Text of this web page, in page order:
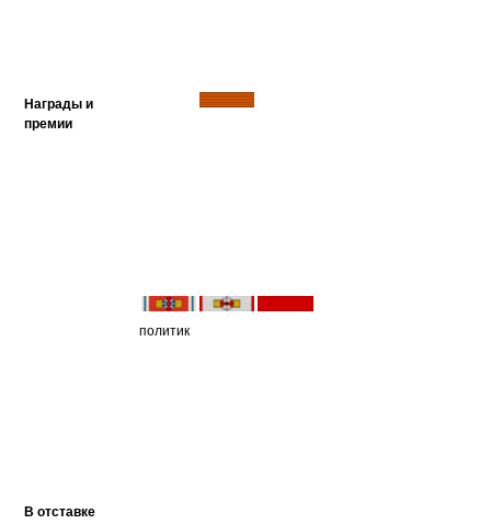
Награды и
премии
В отставке
политик